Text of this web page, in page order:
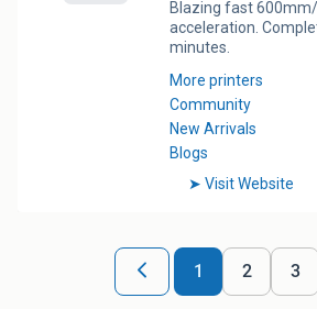
1 2 3